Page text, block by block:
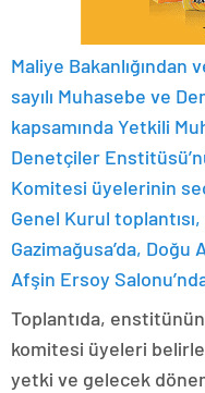
Maliye Bakanlığından
sayılı Muhasebe ve
kapsamında Yetkili
Denetçiler
Komitesi üyelerinin
Genel Kurul toplantısı,
Gazimağusa’da,
Afşin Ersoy
Toplantıda,
komitesi üyeleri
yetki ve gelecek